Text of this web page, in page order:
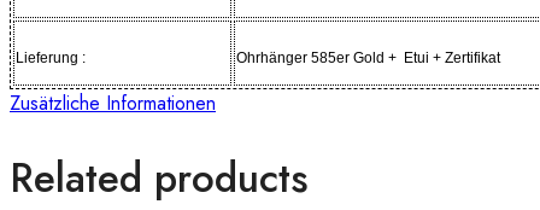
Lieferung : Ohrhänger 585er Gold + Etui + Zertifikat
Zusätzliche Informationen
Related products